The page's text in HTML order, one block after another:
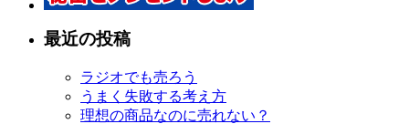
最近の投稿
ラジオでも売ろう
うまく失敗する考え方
理想の商品なのに売れない？